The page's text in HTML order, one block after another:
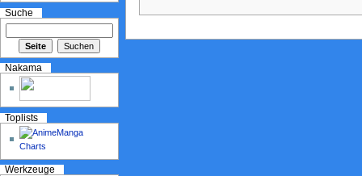
Suche
Nakama
Toplists
Werkzeuge